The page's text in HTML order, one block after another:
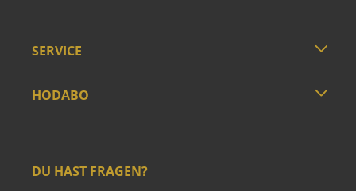
SERVICE
HODABO
DU HAST FRAGEN?